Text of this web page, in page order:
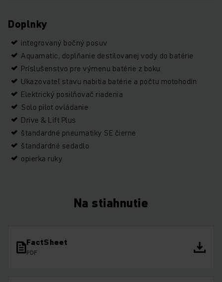
Doplnky
integrovaný bočný posuv
Aquamatic, doplňanie destilovanej vody do batérie
Príslušenstvo pre výmenu batérie z boku
Ukazovateľ stavu nabitia batérie a počtu motohodín
Elektrický posilňovač riadenia
Solo pilot ovládanie
Drive & Lift Plus
štandardné pneumatiky SE čierne
štandardné sedadlo
opierka ruky
Na stiahnutie
FactSheet
PDF